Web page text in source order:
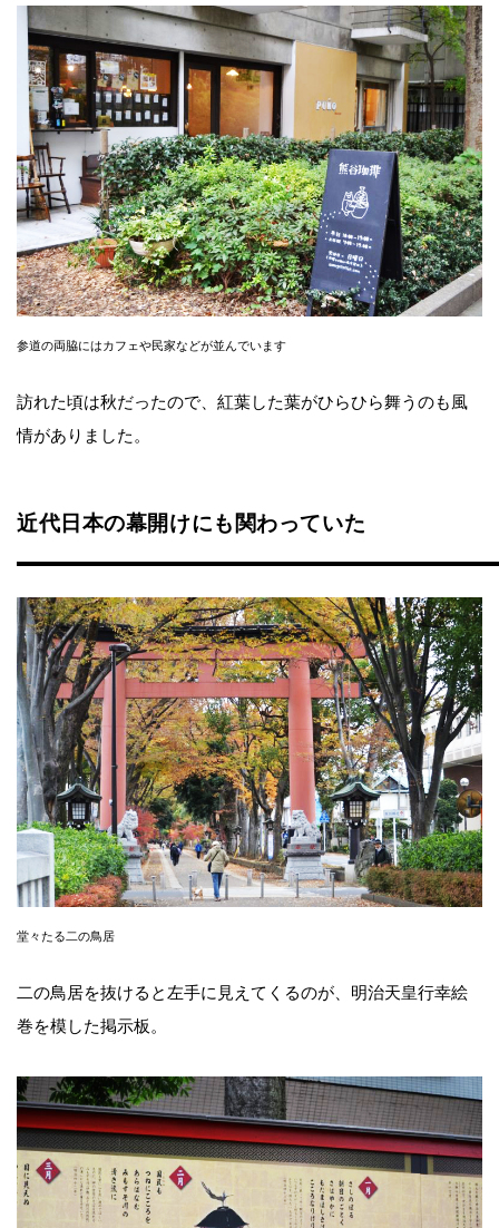
参道の両脇にはカフェや民家などが並んでいます
訪れた頃は秋だったので、紅葉した葉がひらひら舞うのも風
情がありました。
近代日本の幕開けにも関わっていた
堂々たる二の鳥居
二の鳥居を抜けると左手に見えてくるのが、明治天皇行幸絵
巻を模した掲示板。